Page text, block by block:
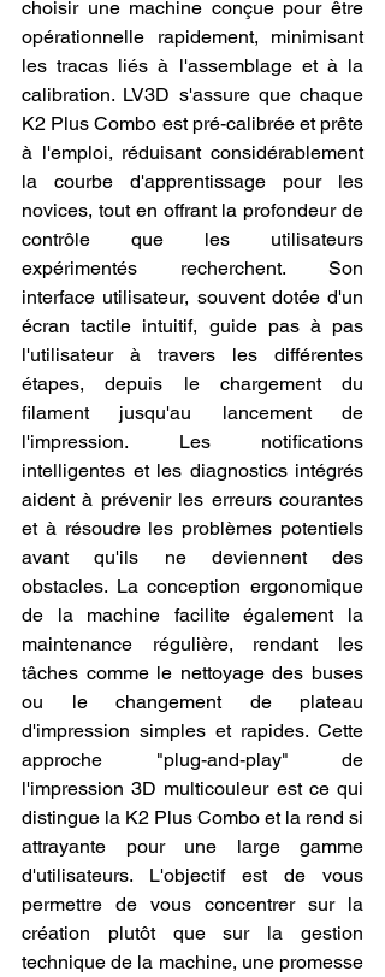
choisir une machine conçue pour être
opérationnelle rapidement, minimisant
les tracas liés à l'assemblage et à la
calibration. LV3D s'assure que chaque
K2 Plus Combo est pré-calibrée et prête
à l'emploi, réduisant considérablement
la courbe d'apprentissage pour les
novices, tout en offrant la profondeur de
contrôle que les utilisateurs
expérimentés recherchent. Son
interface utilisateur, souvent dotée d'un
écran tactile intuitif, guide pas à pas
l'utilisateur à travers les différentes
étapes, depuis le chargement du
filament jusqu'au lancement de
l'impression. Les notifications
intelligentes et les diagnostics intégrés
aident à prévenir les erreurs courantes
et à résoudre les problèmes potentiels
avant qu'ils ne deviennent des
obstacles. La conception ergonomique
de la machine facilite également la
maintenance régulière, rendant les
tâches comme le nettoyage des buses
ou le changement de plateau
d'impression simples et rapides. Cette
approche "plug-and-play" de
l'impression 3D multicouleur est ce qui
distingue la K2 Plus Combo et la rend si
attrayante pour une large gamme
d'utilisateurs. L'objectif est de vous
permettre de vous concentrer sur la
création plutôt que sur la gestion
technique de la machine, une promesse